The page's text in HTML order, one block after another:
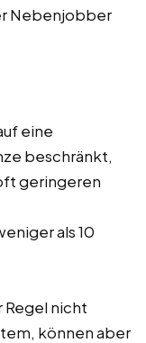
Nebenjobber
eine
beschränkt,
geringeren
als 10
nicht
können aber